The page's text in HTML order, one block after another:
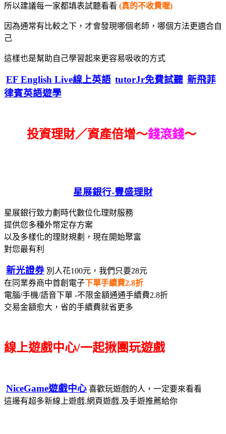
所以建議每一家都填表試聽看看 (真的不收費喔)
因為通常有比較之下，才會發現哪個老師，哪個方法更適合自
己
這樣也是幫助自己學習起來更容易吸收的方式
EF English Live線上英語 tutorJr免費試聽 新飛菲
律賓英語遊學
投資理財／資產倍增～錢滾錢～
星展銀行-豐盛理財
星展銀行致力劃時代數位化理財服務
提供您多種外幣定存方案
以及多樣化的理財規劃，現在開始聚富
對您最有利
新光證券 別人花100元，我們只要28元
在同業券商中首創電子下單手續費2.8折
電腦/手機/語音下單 -不限金額通通手續費2.8折
交易金額愈大，省的手續費就省更多
線上遊戲中心/一起揪團玩遊戲
NiceGame遊戲中心 喜歡玩遊戲的人，一定要來看看
這邊有超多新線上遊戲.網頁遊戲.及手遊推薦給你